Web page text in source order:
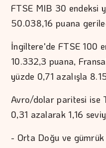
FTSE MIB 30 endeksi
50.038,16 puana
İngiltere'de FTSE 100
10.332,3 puana,
yüzde 0,71 azalışla
Avro/dolar paritesi ise
0,31 azalarak 1,16
- Orta Doğu ve